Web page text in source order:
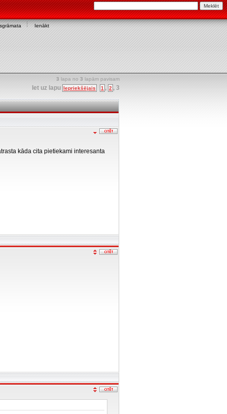
Ienākt
3 lapa no 3 lapām pavisam
Iet uz lapu Iepriekšējais 1 , 2 , 3
kāda cita pietiekami interesanta